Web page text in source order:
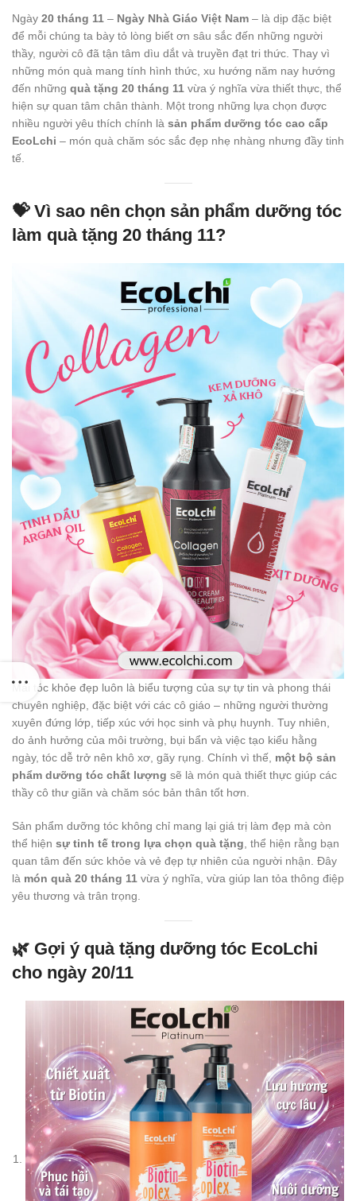
Ngày 20 tháng 11 – Ngày Nhà Giáo Việt Nam – là dịp đặc biệt
để mỗi chúng ta bày tỏ lòng biết ơn sâu sắc đến những người
thầy, người cô đã tận tâm dìu dắt và truyền đạt tri thức. Thay vì
những món quà mang tính hình thức, xu hướng năm nay hướng
đến những quà tặng 20 tháng 11 vừa ý nghĩa vừa thiết thực, thể
hiện sự quan tâm chân thành. Một trong những lựa chọn được
nhiều người yêu thích chính là sản phẩm dưỡng tóc cao cấp
EcoLchi – món quà chăm sóc sắc đẹp nhẹ nhàng nhưng đầy tinh
tế.
💝 Vì sao nên chọn sản phẩm dưỡng tóc
làm quà tặng 20 tháng 11?
Mái tóc khỏe đẹp luôn là biểu tượng của sự tự tin và phong thái
chuyên nghiệp, đặc biệt với các cô giáo – những người thường
xuyên đứng lớp, tiếp xúc với học sinh và phụ huynh. Tuy nhiên,
do ảnh hưởng của môi trường, bụi bẩn và việc tạo kiểu hằng
ngày, tóc dễ trở nên khô xơ, gãy rụng. Chính vì thế, một bộ sản
phẩm dưỡng tóc chất lượng sẽ là món quà thiết thực giúp các
thầy cô thư giãn và chăm sóc bản thân tốt hơn.
Sản phẩm dưỡng tóc không chỉ mang lại giá trị làm đẹp mà còn
thể hiện sự tinh tế trong lựa chọn quà tặng , thể hiện rằng bạn
quan tâm đến sức khỏe và vẻ đẹp tự nhiên của người nhận. Đây
là món quà 20 tháng 11 vừa ý nghĩa, vừa giúp lan tỏa thông điệp
yêu thương và trân trọng.
🌿 Gợi ý quà tặng dưỡng tóc EcoLchi
cho ngày 20/11